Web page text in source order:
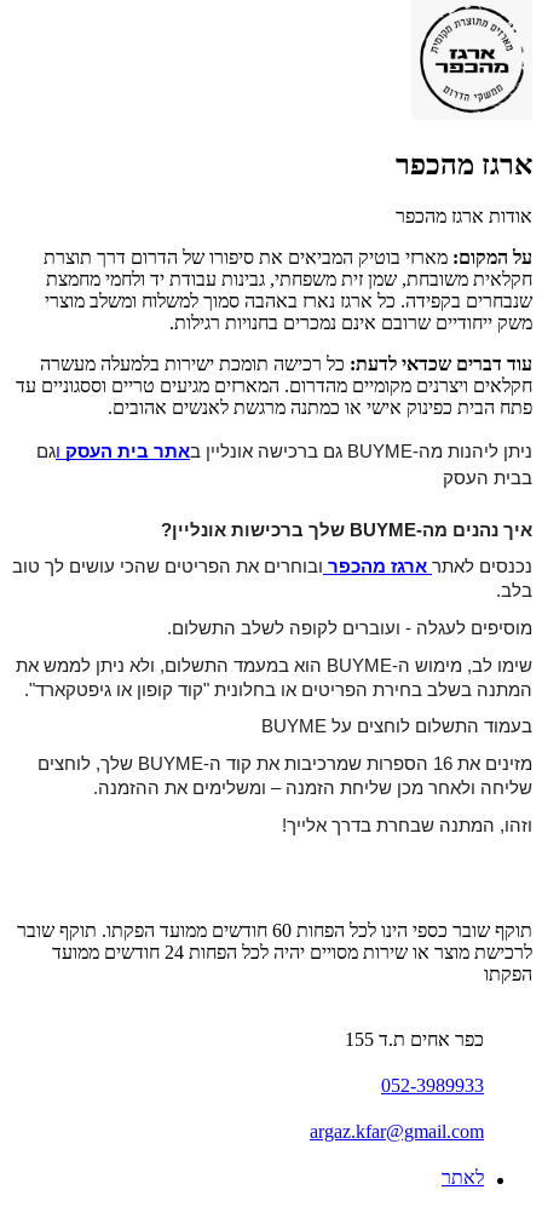
ארגז מהכפר
אודות ארגז מהכפר
על המקום: מארזי בוטיק המביאים את סיפורו של הדרום דרך תוצרת
חקלאית משובחת, שמן זית משפחתי, גבינות עבודת יד ולחמי מחמצת
שנבחרים בקפידה. כל ארגז נארז באהבה סמוך למשלוח ומשלב מוצרי
משק ייחודיים שרובם אינם נמכרים בחנויות רגילות.
עוד דברים שכדאי לדעת: כל רכישה תומכת ישירות בלמעלה מעשרה
חקלאים ויצרנים מקומיים מהדרום. המארזים מגיעים טריים וססגוניים עד
פתח הבית כפינוק אישי או כמתנה מרגשת לאנשים אהובים.
ניתן ליהנות מה-BUYME גם ברכישה אונליין ב אתר בית העסק וגם
בבית העסק
איך נהנים מה-BUYME שלך ברכישות אונליין?
נכנסים לאתר ארגז מהכפר ובוחרים את הפריטים שהכי עושים לך טוב
בלב.
מוסיפים לעגלה - ועוברים לקופה לשלב התשלום.
שימו לב, מימוש ה-BUYME הוא במעמד התשלום, ולא ניתן לממש את
המתנה בשלב בחירת הפריטים או בחלונית "קוד קופון או גיפטקארד".
בעמוד התשלום לוחצים על BUYME
מזינים את 16 הספרות שמרכיבות את קוד ה-BUYME שלך, לוחצים
שליחה ולאחר מכן שליחת הזמנה– ומשלימים את ההזמנה.
וזהו, המתנה שבחרת בדרך אלייך!
תוקף שובר כספי הינו לכל הפחות 60 חודשים ממועד הפקתו. תוקף שובר
לרכישת מוצר או שירות מסויים יהיה לכל הפחות 24 חודשים ממועד
הפקתו
כפר אחים ת.ד 155
052-3989933
argaz.kfar@gmail.com
לאתר